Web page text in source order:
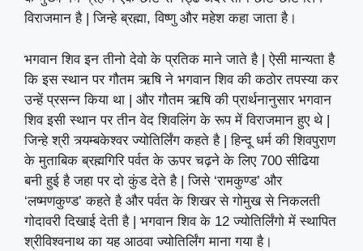
विराजमान है | जिन्हे ब्रह्मा, विष्णु और महेश कहा जाता है।
भगवान शिव इन तीनो देवो के प्रतिक माने जाते है | ऐसी मान्यता है
कि इस स्थान पर गौतम ऋषि ने भगवान शिव की कठोर तपस्या कर
उन्हें प्रसन्न किया था | और गौतम ऋषि की प्रार्थनानुसार भगवान
शिव इसी स्थान पर तीन वेद शिवलिंग के रूप में विराजमान हुए थे |
जिन्हे श्री त्र्यम्बकेश्वर ज्योतिर्लिंग कहते है | हिन्दू धर्म की शिवपुराण
के मुताबिक ब्रह्मगिरि पर्वत के ऊपर चढ़ने के लिए 700 सीढिया
बनी हुई है जहा पर दो कुंड देते है | जिसे ‘रामकुण्ड’ और
‘लष्मणकुण्ड’ कहते है और पर्वत के शिखर से गोमुख से निकलती
गोदावरी दिखाई देती है | भगवान शिव के 12 ज्योतिर्लिंगो में स्थापित
श्रीविश्वनाथ का यह आठवा ज्योतिर्लिंग माना गया है।